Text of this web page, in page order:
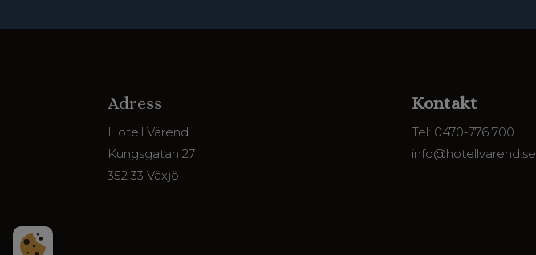
Adress
Hotell Värend
Kungsgatan 27
352 33 Växjö
Kontakt
Tel: 0470-776 700
info@hotellvarend.se